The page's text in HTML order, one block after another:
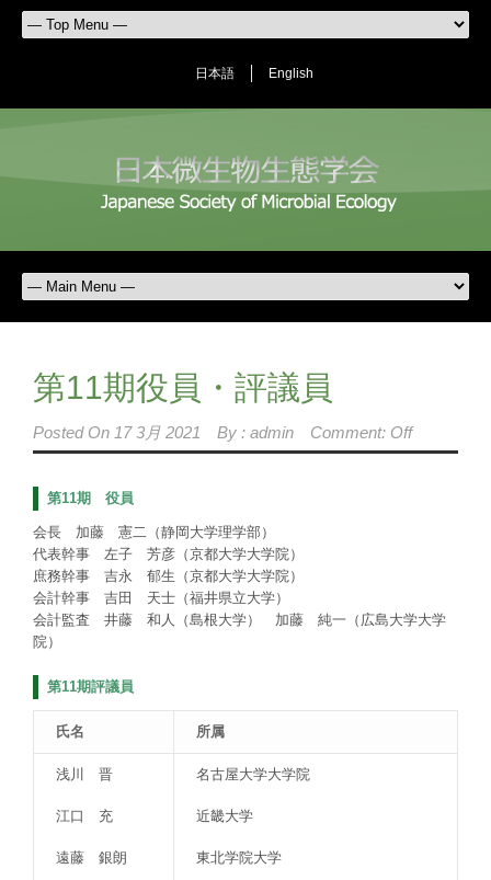
日本語 English
第11期役員・評議員
Posted On 17 3月 2021 By : admin Comment: Off
第11期 役員
会長 加藤 憲二（静岡大学理学部）
代表幹事 左子 芳彦（京都大学大学院）
庶務幹事 吉永 郁生（京都大学大学院）
会計幹事 吉田 天士（福井県立大学）
会計監査 井藤 和人（島根大学） 加藤 純一（広島大学大学
院）
第11期評議員
氏名 所属
浅川 晋 名古屋大学大学院
江口 充 近畿大学
遠藤 銀朗 東北学院大学